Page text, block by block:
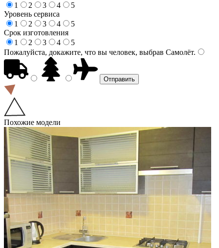
1
2 3 4
5
Уровень сервиса
1
2 3 4
5
Срок изготовления
1
2 3 4
5
Пожалуйста, докажите, что вы человек, выбрав Самолёт.
Похожие модели